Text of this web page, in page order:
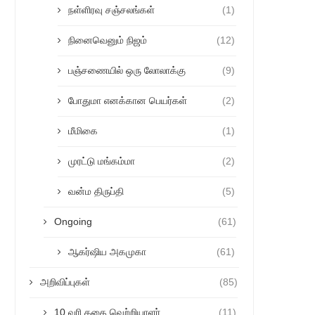
நள்ளிரவு சஞ்சலங்கள் (1)
நினைவெனும் நிஜம் (12)
பஞ்சணையில் ஒரு லோலாக்கு (9)
போதுமா எனக்கான பெயர்கள் (2)
மீமிகை (1)
முரட்டு மங்கம்மா (2)
வன்ம திருப்தி (5)
Ongoing (61)
ஆகர்ஷிய அகமுகா (61)
அறிவிப்புகள் (85)
10 வரி கதை வெற்றியாளர் (11)